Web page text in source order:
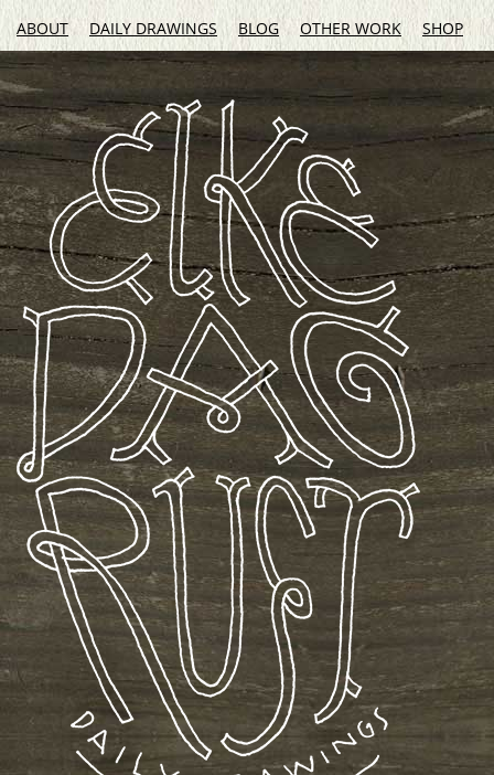
ABOUT DAILY DRAWINGS BLOG OTHER WORK SHOP